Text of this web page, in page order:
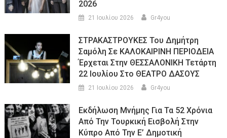
2026
21 Ιουλίου 2026 Gr4you
ΣΤΡΑΚΑΣΤΡΟΥΚΕΣ Του Δημήτρη
Σαμόλη Σε ΚΑΛΟΚΑΙΡΙΝΗ ΠΕΡΙΟΔΕΙΑ
Έρχεται Στην ΘΕΣΣΑΛΟΝΙΚΗ Τετάρτη
22 Ιουλίου Στο ΘΕΑΤΡΟ ΔΑΣΟΥΣ
21 Ιουλίου 2026 Gr4you
Εκδήλωση Μνήμης Για Τα 52 Χρόνια
Από Την Τουρκική Εισβολή Στην
Κύπρο Από Την Ε’ Δημοτική